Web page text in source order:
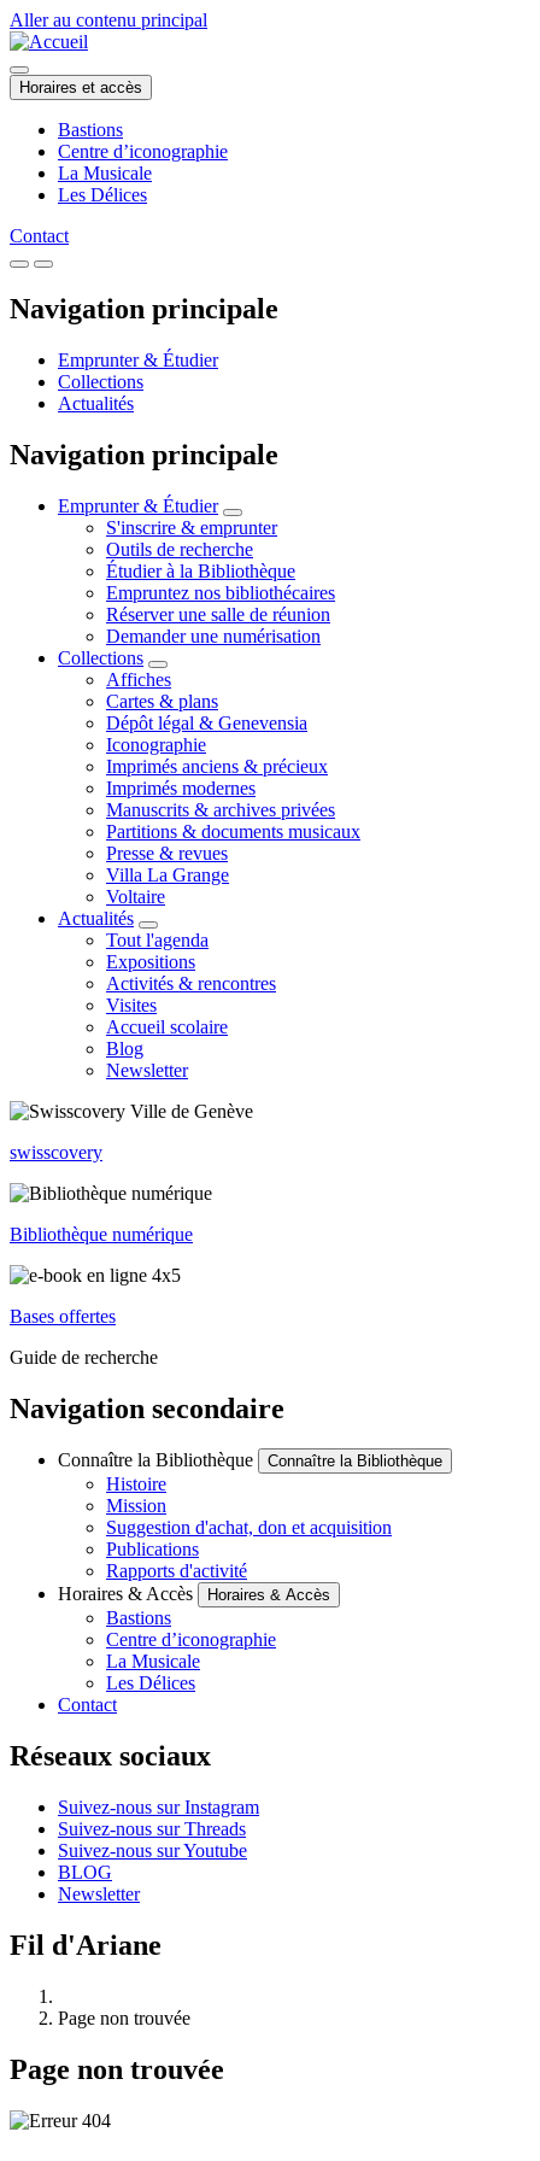
Aller au contenu principal
Horaires et accès
Bastions
Centre d’iconographie
La Musicale
Les Délices
Contact
Navigation principale
Emprunter & Étudier
Collections
Actualités
Navigation principale
Emprunter & Étudier
S'inscrire & emprunter
Outils de recherche
Étudier à la Bibliothèque
Empruntez nos bibliothécaires
Réserver une salle de réunion
Demander une numérisation
Collections
Affiches
Cartes & plans
Dépôt légal & Genevensia
Iconographie
Imprimés anciens & précieux
Imprimés modernes
Manuscrits & archives privées
Partitions & documents musicaux
Presse & revues
Villa La Grange
Voltaire
Actualités
Tout l'agenda
Expositions
Activités & rencontres
Visites
Accueil scolaire
Blog
Newsletter
swisscovery
Bibliothèque numérique
Bases offertes
Guide de recherche
Navigation secondaire
Connaître la Bibliothèque Connaître la Bibliothèque
Histoire
Mission
Suggestion d'achat, don et acquisition
Publications
Rapports d'activité
Horaires & Accès
Horaires & Accès
Bastions
Centre d’iconographie
La Musicale
Les Délices
Contact
Réseaux sociaux
Suivez-nous sur Instagram
Suivez-nous sur Threads
Suivez-nous sur Youtube
BLOG
Newsletter
Fil d'Ariane
Page non trouvée
Page non trouvée